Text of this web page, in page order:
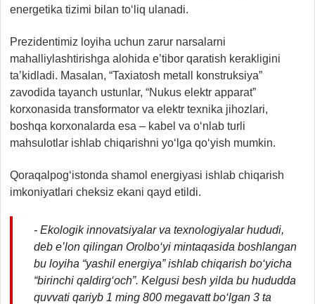
energetika tizimi bilan to‘liq ulanadi.
Prezidentimiz loyiha uchun zarur narsalarni
mahalliylashtirishga alohida e’tibor qaratish kerakligini
ta’kidladi. Masalan, “Taxiatosh metall konstruksiya”
zavodida tayanch ustunlar, “Nukus elektr apparat”
korxonasida transformator va elektr texnika jihozlari,
boshqa korxonalarda esa – kabel va o‘nlab turli
mahsulotlar ishlab chiqarishni yo‘lga qo‘yish mumkin.
Qoraqalpog‘istonda shamol energiyasi ishlab chiqarish
imkoniyatlari cheksiz ekani qayd etildi.
- Ekologik innovatsiyalar va texnologiyalar hududi,
deb e’lon qilingan Orolbo‘yi mintaqasida boshlangan
bu loyiha “yashil energiya” ishlab chiqarish bo‘yicha
“birinchi qaldirg‘och”. Kelgusi besh yilda bu hududda
quvvati qariyb 1 ming 800 megavatt bo‘lgan 3 ta